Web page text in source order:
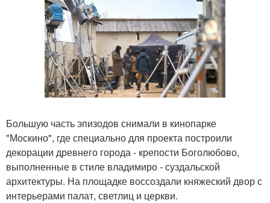
Большую часть эпизодов снимали в кинопарке
"Москино", где специально для проекта построили
декорации древнего города - крепости Боголюбово,
выполненные в стиле владимиро - суздальской
архитектуры. На площадке воссоздали княжеский двор с
интерьерами палат, светлиц и церкви.